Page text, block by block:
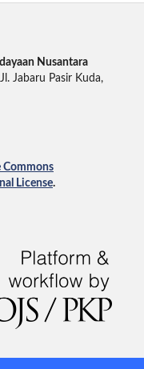
Nusantara
Jabaru Pasir Kuda,
Commons
License.